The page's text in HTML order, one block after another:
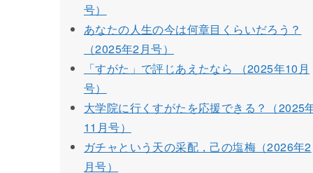
号）
あなたの人生の今は何章目くらいだろう？
（2025年2月号）
「すがた」で評じあえたなら （2025年10月
号）
大学院に行くすがたを応援できる？（2025
11月号）
ガチャという天の采配，己の塩梅（2026年2
月号）